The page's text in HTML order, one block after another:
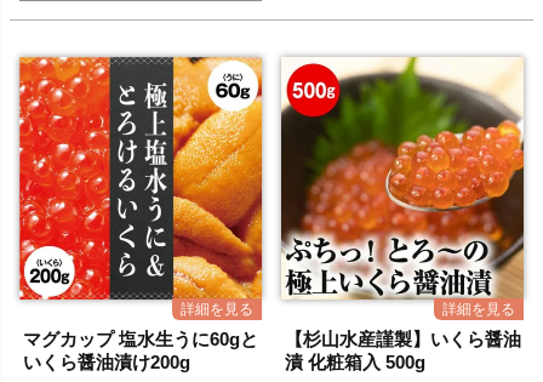
マグカップ 塩水生うに60gと
いくら醤油漬け200g
【杉山水産謹製】いくら醤油
漬 化粧箱入 500g